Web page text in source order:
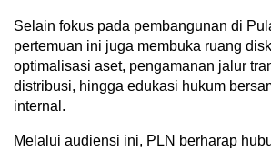
Selain fokus pada pembangunan di
pertemuan ini juga membuka ruang
optimalisasi aset, pengamanan jalur
distribusi, hingga edukasi hukum
internal.
Melalui audiensi ini, PLN berharap